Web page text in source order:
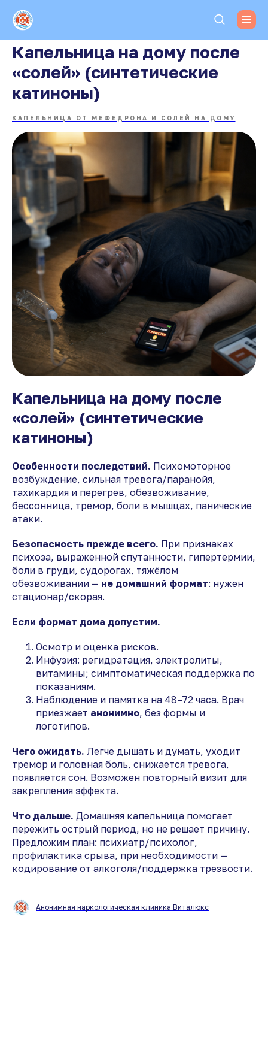
Капельница на дому после
«солей» (синтетические
катиноны)
КАПЕЛЬНИЦА ОТ МЕФЕДРОНА И СОЛЕЙ НА ДОМУ
Капельница на дому после
«солей» (синтетические
катиноны)
Особенности последствий. Психомоторное
возбуждение, сильная тревога/паранойя,
тахикардия и перегрев, обезвоживание,
бессонница, тремор, боли в мышцах, панические
атаки.
Безопасность прежде всего. При признаках
психоза, выраженной спутанности, гипертермии,
боли в груди, судорогах, тяжёлом
обезвоживании — не домашний формат: нужен
стационар/скорая.
Если формат дома допустим.
Осмотр и оценка рисков.
Инфузия: регидратация, электролиты,
витамины; симптоматическая поддержка по
показаниям.
Наблюдение и памятка на 48–72 часа. Врач
приезжает анонимно, без формы и
логотипов.
Чего ожидать. Легче дышать и думать, уходит
тремор и головная боль, снижается тревога,
появляется сон. Возможен повторный визит для
закрепления эффекта.
Что дальше. Домашняя капельница помогает
пережить острый период, но не решает причину.
Предложим план: психиатр/психолог,
профилактика срыва, при необходимости —
кодирование от алкоголя/поддержка трезвости.
Анонимная наркологическая клиника Виталюкс